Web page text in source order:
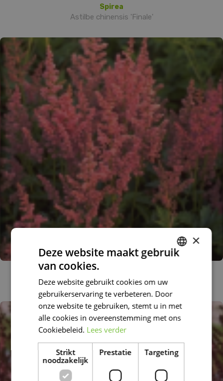
Spirea
Astilbe chinensis 'Finale'
Astilbe 'Mainz'
×
Deze website maakt gebruik
van cookies.
Deze website gebruikt cookies om uw
gebruikerservaring te verbeteren. Door
onze website te gebruiken, stemt u in met
alle cookies in overeenstemming met ons
Cookiebeleid. Lees verder
Strikt
noodzakelijk
Prestatie Targeting